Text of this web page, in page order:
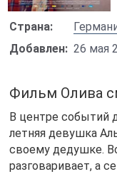
Страна:
Добавлен: 26 мая
Фильм Олива
В центре событий
летняя девушка
своему дедушке.
разговаривает, а